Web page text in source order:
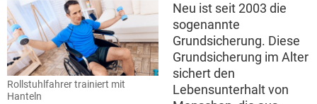
Rollstuhlfahrer trainiert mit
Hanteln
Neu ist seit 2003 die
sogenannte
Grundsicherung. Diese
Grundsicherung im Alter
sichert den
Lebensunterhalt von